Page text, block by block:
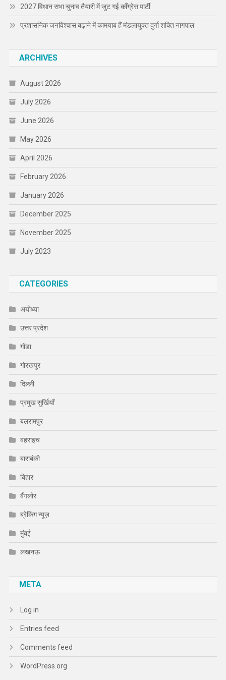
2027 विधान सभा चुनाव तैयारी में जुट गई कॉंग्रेस पार्टी
प्रशासनिक जनविश्वास बढ़ाने में कामयाब हैं मंडलायुक्त दुर्गा शक्ति नागपाल
ARCHIVES
August 2026
July 2026
June 2026
May 2026
April 2026
February 2026
January 2026
December 2025
November 2025
July 2023
CATEGORIES
अयोध्या
उत्तर प्रदेश
गोंडा
गोरखपुर
दिल्ली
प्रमुख सुर्खियाँ
बलरामपुर
बहराइच
बाराबंकी
बिहार
बैंगलोर
ब्रेकिंग न्यूज़
मुंबई
लखनऊ
META
Log in
Entries feed
Comments feed
WordPress.org